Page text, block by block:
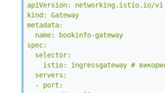
apiVersion: networking.istio.io/v1
kind: Gateway
metadata:
  name: bookinfo-gateway
spec:
  selector:
istio: ingressgateway #
  servers:
  - port: